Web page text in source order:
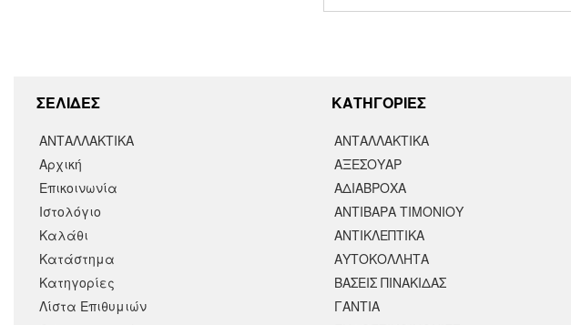
ΣΕΛΙΔΕΣ
ΑΝΤΑΛΛΑΚΤΙΚΑ
Αρχική
Επικοινωνία
Ιστολόγιο
Καλάθι
Κατάστημα
Κατηγορίες
Λίστα Επιθυμιών
KΑΤΗΓΟΡΙΕΣ
ΑΝΤΑΛΛΑΚΤΙΚΆ
ΑΞΕΣΟΥΆΡ
ΑΔΙΑΒΡΟΧΑ
ΑΝΤΙΒΑΡΑ ΤΙΜΟΝΙΟΥ
ΑΝΤΙΚΛΕΠΤΙΚΑ
ΑΥΤΟΚΟΛΛΗΤΑ
ΒΑΣΕΙΣ ΠΙΝΑΚΙΔΑΣ
ΓΑΝΤΙΑ